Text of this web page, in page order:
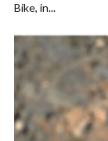
Bike, in...